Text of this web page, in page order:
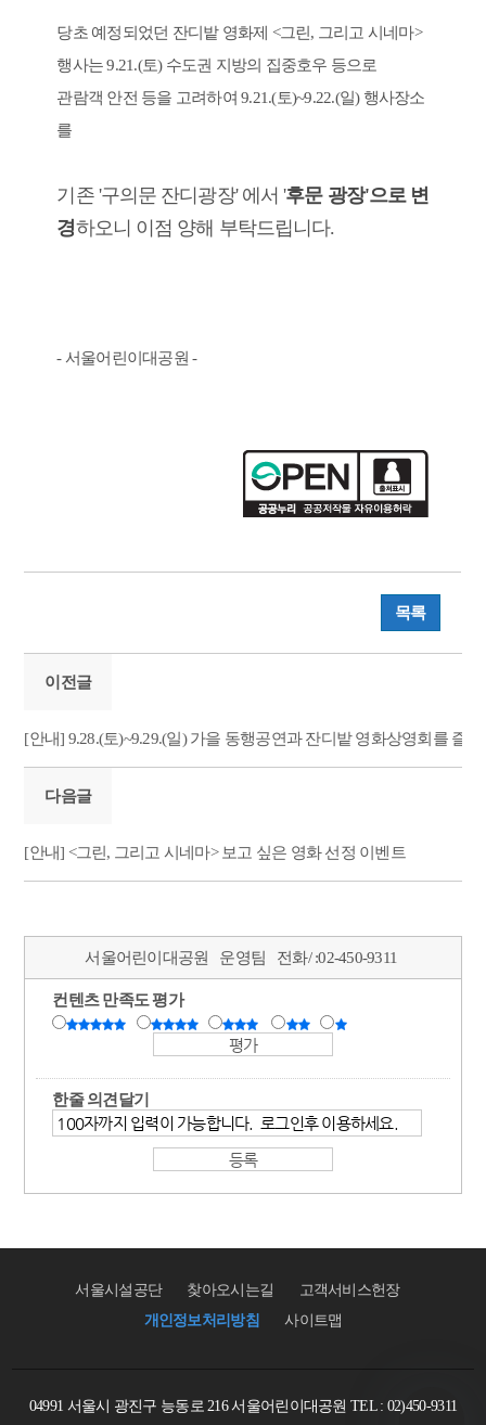
당초 예정되었던 잔디밭 영화제 <그린, 그리고 시네마>
행사는 9.21.(토) 수도권 지방의 집중호우 등으로
관람객 안전 등을 고려하여 9.21.(토)~9.22.(일) 행사장소
를
기존 '구의문 잔디광장' 에서 '후문 광장'으로 변
경하오니 이점 양해 부탁드립니다.
- 서울어린이대공원 -
목록
이전글
[안내] 9.28.(토)~9.29.(일) 가을 동행공연과 잔디밭 영화상영회를 즐
다음글
[안내] <그린, 그리고 시네마> 보고 싶은 영화 선정 이벤트
서울어린이대공원 운영팀 전화/ :02-450-9311
컨텐츠 만족도 평가
한줄 의견달기
서울시설공단 찾아오시는길
고객서비스헌장
개인정보처리방침
사이트맵
04991 서울시 광진구 능동로 216 서울어린이대공원 TEL : 02)450-9311